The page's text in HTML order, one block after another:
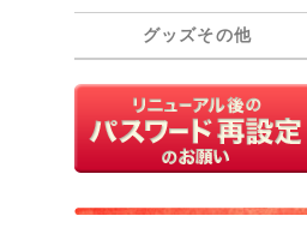
グッズその他